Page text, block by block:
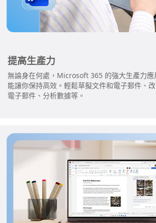
提高生產力
無論身在何處，Microsoft 365 的強大生產力
能讓你保持高效。輕鬆草擬文件和電子郵件、
電子郵件、分析數據等。